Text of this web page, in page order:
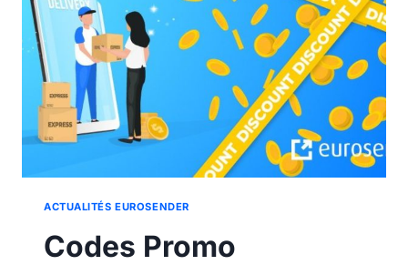
ACTUALITÉS EUROSENDER
Codes Promo